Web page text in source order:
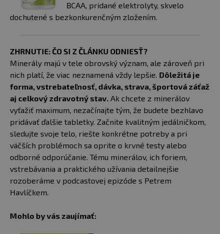
BCAA, pridané elektrolyty, skvelo
dochutené s bezkonkurenčným zložením.
ZHRNUTIE: ČO SI Z ČLÁNKU ODNIESŤ?
Minerály majú v tele obrovský význam, ale zároveň pri
nich platí, že viac neznamená vždy lepšie. Dôležitá je
forma, vstrebateľnosť, dávka, strava, športová záťaž
aj celkový zdravotný stav. Ak chcete z minerálov
vyťažiť maximum, nezačínajte tým, že budete bezhlavo
pridávať ďalšie tabletky. Začnite kvalitným jedálničkom,
sledujte svoje telo, riešte konkrétne potreby a pri
väčších problémoch sa oprite o krvné testy alebo
odborné odporúčanie. Tému minerálov, ich foriem,
vstrebávania a praktického užívania detailnejšie
rozoberáme v podcastovej epizóde s Petrem
Havlíčkem.
Mohlo by vás zaujímať: